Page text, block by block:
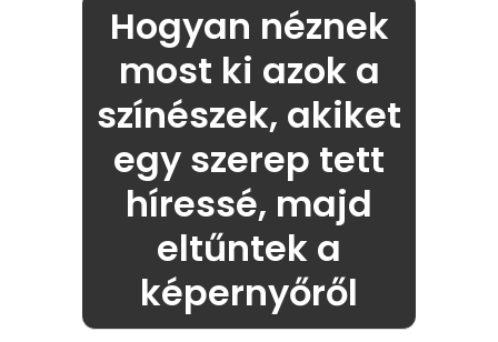
Hogyan néznek
most ki azok a
színészek, akiket
egy szerep tett
híressé, majd
eltűntek a
képernyőről